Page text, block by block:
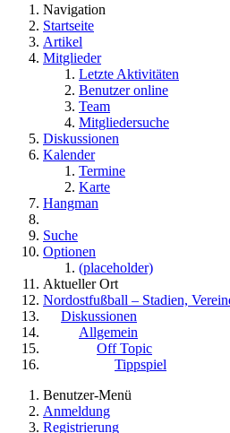
Navigation
Startseite
Artikel
Mitglieder
Letzte Aktivitäten
Benutzer online
Team
Mitgliedersuche
Diskussionen
Kalender
Termine
Karte
Hangman
Suche
Optionen
(placeholder)
Aktueller Ort
Nordostfußball – Stadien,
Diskussionen
Allgemein
Off Topic
Tippspiel
Benutzer-Menü
Anmeldung
Registrierung